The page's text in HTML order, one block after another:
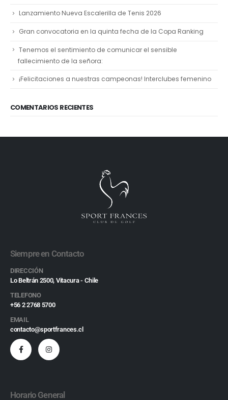
Lanzamiento Nueva Escalerilla de Tenis 2026
Gran convocatoria en la quinta fecha de la Copa Ranking
Tenemos el sentimiento de comunicar el sensible
fallecimiento de la señora:
¡Felicitaciones a nuestras campeonas! Interclubes femenino
COMENTARIOS RECIENTES
Siempre en Contacto
DIRECCIÓN
Lo Beltrán 2500, Vitacura - Chile
TELEFONO
+56 2 2768 5700
EMAIL
contacto@sportfrances.cl
Horario General